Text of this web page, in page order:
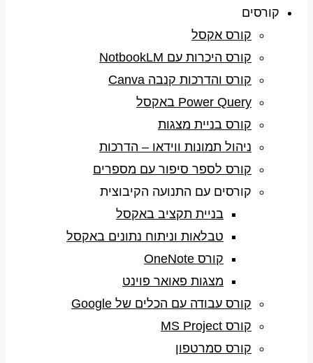
קורסים
קורס אקסל
קורס היכרות עם NotbookLM
קורס והדרכות קנבה Canva
Power Query באקסל
קורס בניית מצגות
ניהול תמונות ווידאו – הדרכות
קורס לספר סיפור עם מספרים
קורסים עם התנועה הקיבוצית
בניית תקציב באקסל
טבלאות וניתוח נתונים באקסל
קורס OneNote
מצגות פאואר פוינט
קורס עבודה עם הכלים של Google
קורס MS Project
קורס סמרטפון